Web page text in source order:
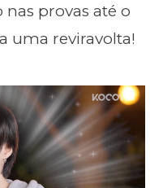
nas provas até o
uma reviravolta!